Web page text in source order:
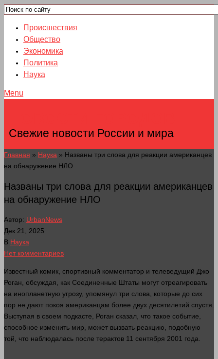
Происшествия
Общество
Экономика
Политика
Наука
Menu
Свежие новости России и мира
Главная » Наука » Названы три слова для реакции американцев
на обнаружение НЛО
Названы три слова для реакции американцев
на обнаружение НЛО
Автор: UrbanNews
Дек 21, 2025
В Наука
Нет комментариев
Известный комик, спортивный комментатор и телеведущий Джо
Роган, обсуждая, как Соединенные Штаты могут отреагировать
на инопланетную угрозу, упомянул три слова , которые до сих
пор не дают покоя американцам более двух десятилетий спустя.
Выступая в своем подкасте, Роган сказал , что такое событие,
способное изменить мир , может вызвать реакцию, подобную
той, что наблюдалась после терактов 11 сентября 2001 года